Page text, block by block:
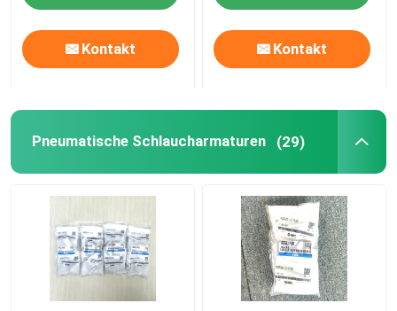
Kontakt Kontakt
Pneumatische Schlaucharmaturen (29)